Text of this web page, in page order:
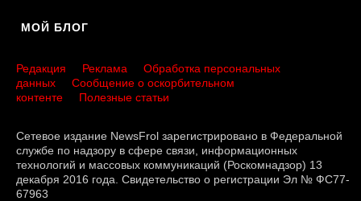
МОЙ БЛОГ
Редакция Реклама
Обработка персональных
данных
Сообщение о оскорбительном
контенте
Полезные статьи
Сетевое издание NewsFrol зарегистрировано в Федеральной
службе по надзору в сфере связи, информационных
технологий и массовых коммуникаций (Роскомнадзор) 13
декабря 2016 года. Свидетельство о регистрации Эл № ФС77-
67963